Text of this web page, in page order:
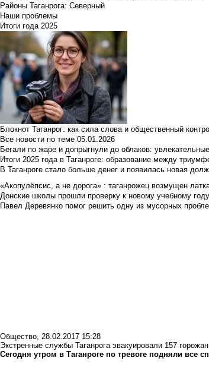
Районы Таганрога: Северный
Наши проблемы
Итоги года 2025
Блокнот Таганрог: как сила слова и общественный
Все новости по теме 05.01.2026
Бегали по жаре и допрыгнули до облаков:
Итоги 2025 года в Таганроге: образование между
В Таганроге стало больше денег и появилась новая
«Акопулёпсис, а не дорога» : таганрожец возмущен
Донские школы прошли проверку к новому учебному году
Павел Деревянко помог решить одну из мусорных
Общество, 28.02.2017 15:28
Экстренные службы Таганрога эвакуировали 157 горожан
Сегодня утром в Таганроге по тревоге подняли все